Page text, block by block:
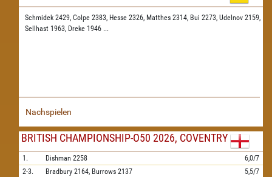
Schmidek 2429, Colpe 2383, Hesse 2326, Matthes 2314, Bui 2273, Udelnov 2159,
Sellhast 1963, Dreke 1946 ...
Nachspielen
BRITISH CHAMPIONSHIP-O50 2026, COVENTRY
1. Dishman 2258
6,0/7
2-3.
Bradbury 2164, Burrows 2137
5,5/7